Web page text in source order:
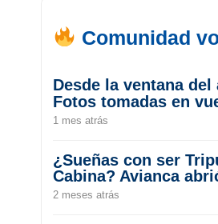
Comunidad
Desde la ventana del
Fotos tomadas en
1 mes atrás
¿Sueñas con ser
Cabina? Avianca
2 meses atrás